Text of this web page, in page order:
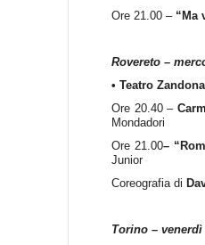
Ore 21.00 – “Ma
Rovereto –
• Teatro
Ore 20.40 –
Mondadori
Ore 21.00–
Junior
Coreografia di
Torino – venerdì